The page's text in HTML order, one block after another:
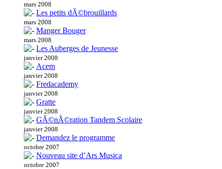
mars 2008
Les petits dÃ©brouillards
mars 2008
Manger Bouger
mars 2008
Les Auberges de Jeunesse
janvier 2008
Acem
janvier 2008
Fredacademy
janvier 2008
Gratte
janvier 2008
GÃ©nÃ©ration Tandem Scolaire
janvier 2008
Demandez le programme
octobre 2007
Nouveau site d’Ars Musica
octobre 2007